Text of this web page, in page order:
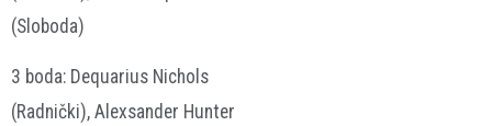
(Sloboda)
3 boda: Dequarius Nichols
(Radnički), Alexsander Hunter